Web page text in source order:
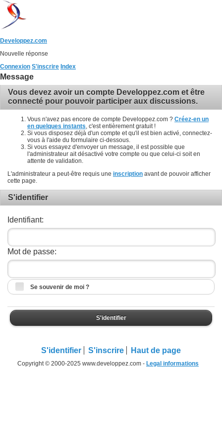
Developpez.com
Nouvelle réponse
Connexion S'inscrire Index
Message
Vous devez avoir un compte Developpez.com et être
connecté pour pouvoir participer aux discussions.
Vous n'avez pas encore de compte Developpez.com ? Créez-en un
en quelques instants , c'est entièrement gratuit !
Si vous disposez déjà d'un compte et qu'il est bien activé, connectez-
vous à l'aide du formulaire ci-dessous.
Si vous essayez d'envoyer un message, il est possible que
l'administrateur ait désactivé votre compte ou que celui-ci soit en
attente de validation.
L'administrateur a peut-être requis une inscription avant de pouvoir afficher
cette page.
S'identifier
Identifiant:
Mot de passe:
Se souvenir de moi ?
S'identifier
S'identifier S'inscrire Haut de page
Copyright © 2000-2025 www.developpez.com - Legal informations